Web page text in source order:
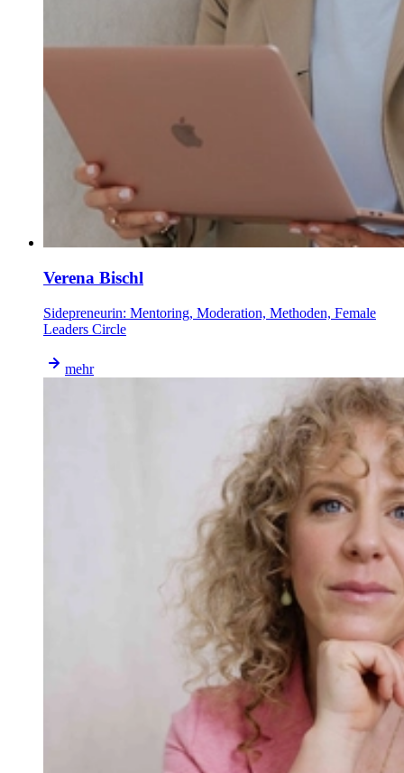
Verena Bischl
Sidepreneurin: Mentoring, Moderation, Methoden, Female
Leaders Circle
mehr